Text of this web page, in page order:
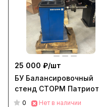
25 000 ₽/шт
БУ Балансировочный
стенд СТОРМ Патриот
0 Нет в наличии